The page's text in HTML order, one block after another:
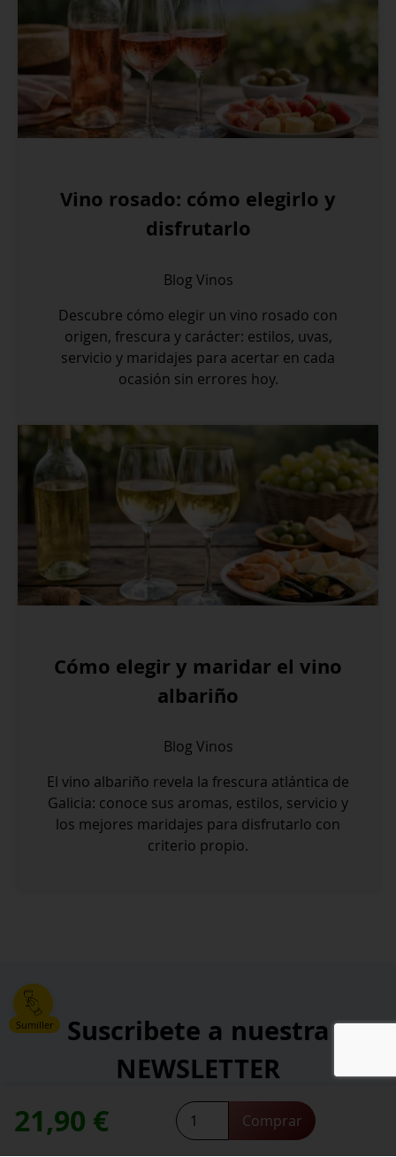
Sumiller
21,90 €
EL
NISPERO
Comprar
Vino rosado: cómo elegirlo y
disfrutarlo
Blog Vinos
Descubre cómo elegir un vino rosado con
origen, frescura y carácter: estilos, uvas,
servicio y maridajes para acertar en cada
ocasión sin errores hoy.
Cómo elegir y maridar el vino
albariño
Blog Vinos
El vino albariño revela la frescura atlántica de
Galicia: conoce sus aromas, estilos, servicio y
los mejores maridajes para disfrutarlo con
criterio propio.
Suscribete a nuestra
NEWSLETTER
Dirección de correo electrónico:
contacte con nosotros